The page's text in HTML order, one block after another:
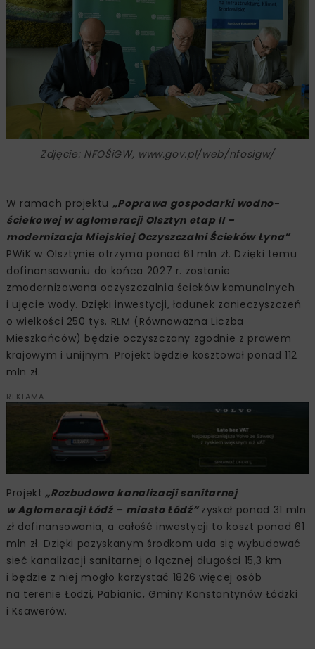
Zdjęcie: NFOŚiGW, www.gov.pl/web/nfosigw/
W ramach projektu „Poprawa gospodarki wodno-
ściekowej w aglomeracji Olsztyn etap II –
modernizacja Miejskiej Oczyszczalni Ścieków Łyna”
PWiK w Olsztynie otrzyma ponad 61 mln zł. Dzięki temu
dofinansowaniu do końca 2027 r. zostanie
zmodernizowana oczyszczalnia ścieków komunalnych
i ujęcie wody. Dzięki inwestycji, ładunek zanieczyszczeń
o wielkości 250 tys. RLM (Równoważna Liczba
Mieszkańców) będzie oczyszczany zgodnie z prawem
krajowym i unijnym. Projekt będzie kosztował ponad 112
mln zł.
REKLAMA
Projekt „Rozbudowa kanalizacji sanitarnej
w Aglomeracji Łódź – miasto Łódź” zyskał ponad 31 mln
zł dofinansowania, a całość inwestycji to koszt ponad 61
mln zł. Dzięki pozyskanym środkom uda się wybudować
sieć kanalizacji sanitarnej o łącznej długości 15,3 km
i będzie z niej mogło korzystać 1826 więcej osób
na terenie Łodzi, Pabianic, Gminy Konstantynów Łódzki
i Ksawerów.